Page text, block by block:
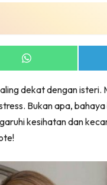
Share
on
dekat dengan isteri.
Bukan apa,
kesihatan dan